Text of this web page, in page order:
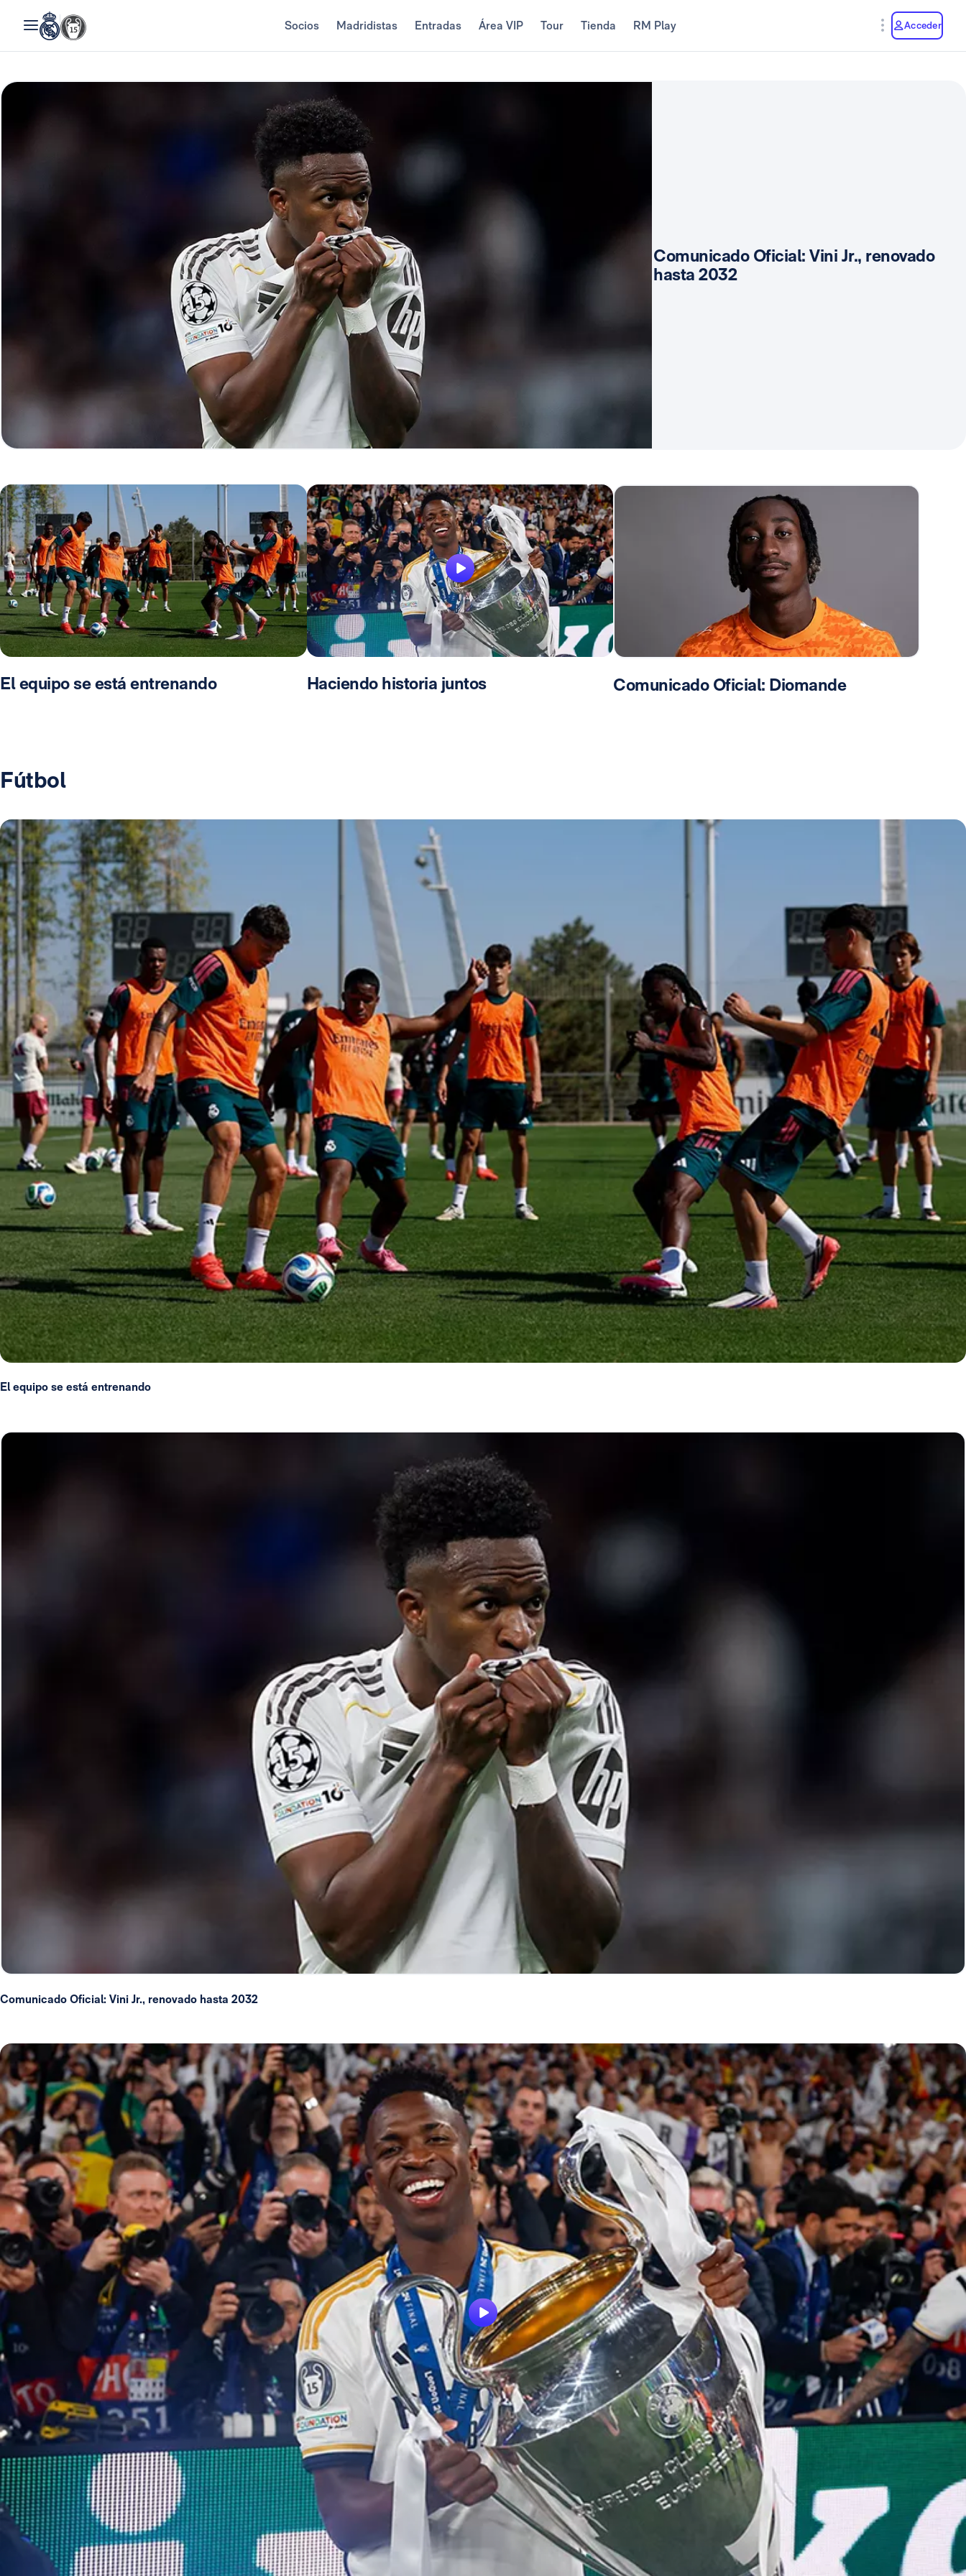
Socios Madridistas Entradas Área VIP Tour Tienda RM Play Acceder
Comunicado Oficial: Vini Jr., renovado
hasta 2032
El equipo se está entrenando Haciendo historia juntos Comunicado Oficial: Diomande
Fútbol
El equipo se está entrenando
Comunicado Oficial: Vini Jr., renovado hasta 2032